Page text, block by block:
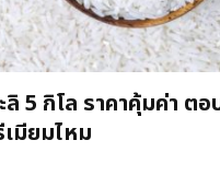
5 กิโล ราคาคุ้มค่า ตอ
มียมไหม